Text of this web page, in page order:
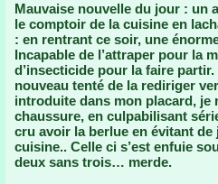
Mauvaise nouvelle du jour : un
le comptoir de la cuisine en
: en rentrant ce soir, une
Incapable de l’attraper pour la
d’insecticide pour la faire
nouveau tenté de la rediriger
introduite dans mon placard, je
chaussure, en culpabilisant
cru avoir la berlue en évitant
cuisine.. Celle ci s’est enfuie
deux sans trois… merde.